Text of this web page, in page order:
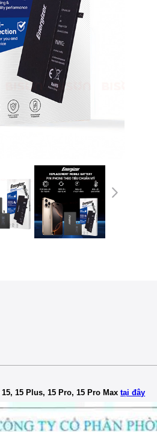
15 Plus, 15 Pro, 15 Pro Maxtại đây